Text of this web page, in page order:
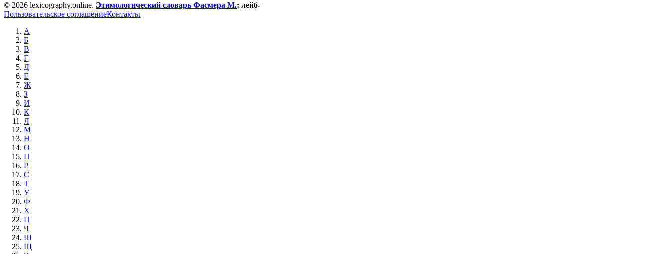
© 2026 lexicography.online. Этимологический словарь Фасмера М.: лейб-
Пользовательское соглашениеКонтакты
А
Б
В
Г
Д
Е
Ж
З
И
К
Л
М
Н
О
П
Р
С
Т
У
Ф
Х
Ц
Ч
Ш
Щ